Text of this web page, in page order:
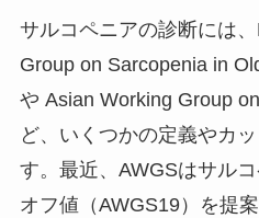
サルコペニアの診断には
Group on Sarcopenia in
や Asian Working Group
ど、いくつかの定義やカ
す。最近、AWGSはサル
オフ値（AWGS19）を提